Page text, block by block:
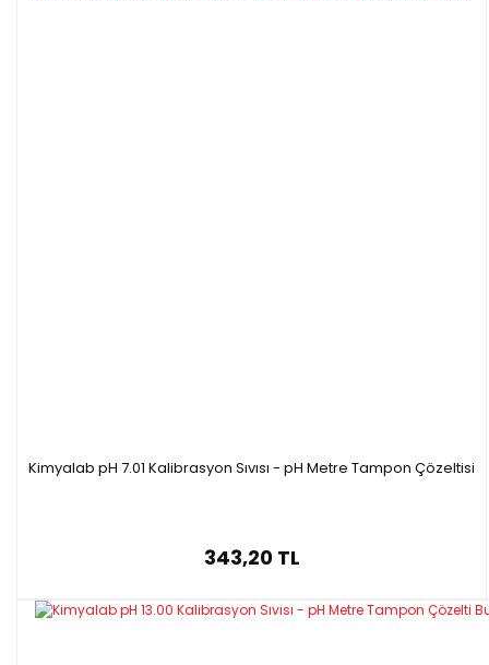
Kimyalab pH 7.01 Kalibrasyon Sıvısı - pH Metre Tampon Çözeltisi
343,20 TL